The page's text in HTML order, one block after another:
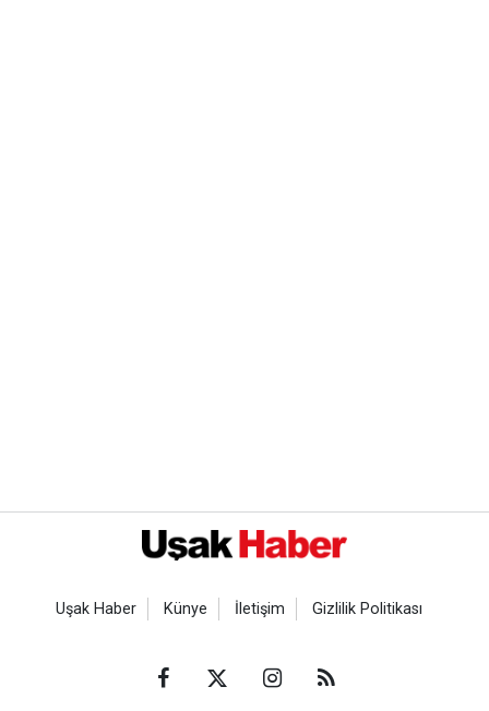
Uşak Haber Künye İletişim Gizlilik Politikası